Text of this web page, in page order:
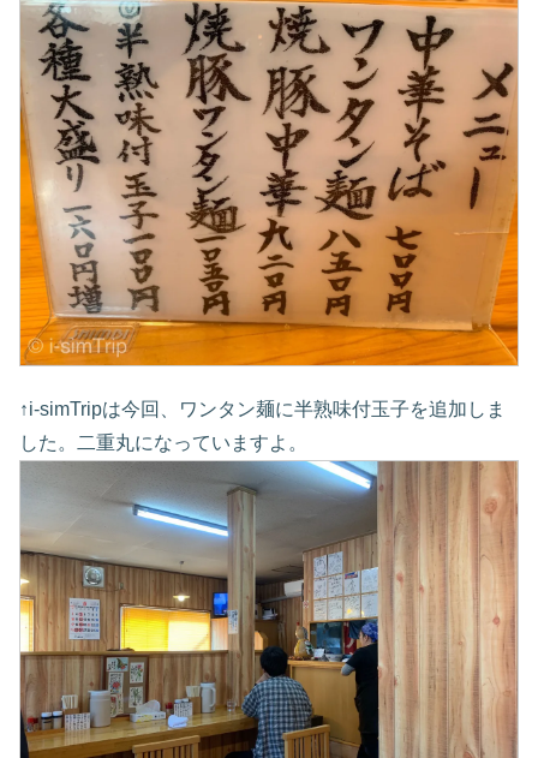
↑i-simTripは今回、ワンタン麺に半熟味付玉子を追加しま
した。二重丸になっていますよ。